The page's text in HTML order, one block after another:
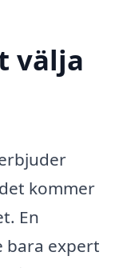
välja
kommer
En
bara expert